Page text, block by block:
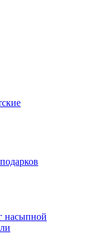
насыпной